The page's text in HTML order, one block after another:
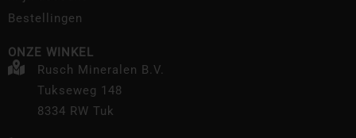
Bestellingen
ONZE WINKEL
Rusch Mineralen B.V.
Tukseweg 148
8334 RW Tuk